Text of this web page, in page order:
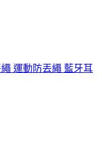
運動防丟繩 藍牙耳